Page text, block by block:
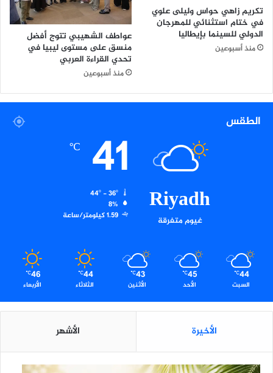
ل
ن
ق
ل
ي
ة
م
ن
ت
ا
ل
ع
ف
تكريم زاهي حواس وليلى علوي
في ختام استثنائي للمهرجان
الدولي للسينما بإيطاليا
منذ أسبوعين
عواطف الشهيبي تتوج أفضل
منسق على مستوى ليبيا في
تحدي القراءة العربي
منذ أسبوعين
الطقس
Riyadh
غيوم متفرقة
41
℃
8%
1.59 كيلومتر/ساعة
44
℃
السبت
45
℃
الأحد
43
℃
الأثنين
44
℃
الثلاثاء
46
℃
الأربعاء
الأخيرة الأشهر